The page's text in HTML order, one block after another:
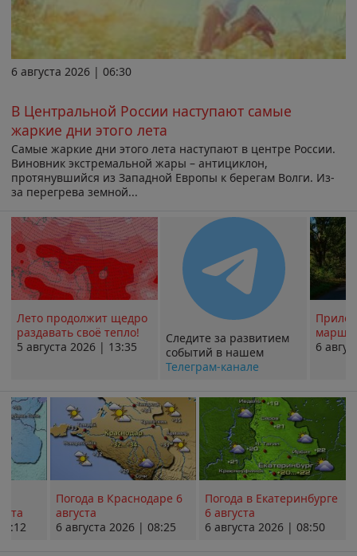
6 августа 2026 | 06:30
В Центральной России наступают самые
жаркие дни этого лета
Самые жаркие дни этого лета наступают в центре России.
Виновник экстремальной жары – антициклон,
протянувшийся из Западной Европы к берегам Волги. Из-
за перегрева земной...
Лето продолжит щедро
раздавать своё тепло!
5 августа 2026 | 13:35
Следите за развитием
событий в нашем
Телеграм-канале
6
Погода в Краснодаре 6
августа
6 августа 2026 | 08:25
Погода в Екатеринбурге
6 августа
6 августа 2026 | 08:50